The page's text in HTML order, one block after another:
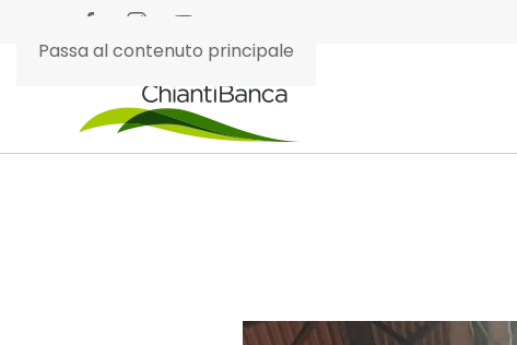
Passa al contenuto principale